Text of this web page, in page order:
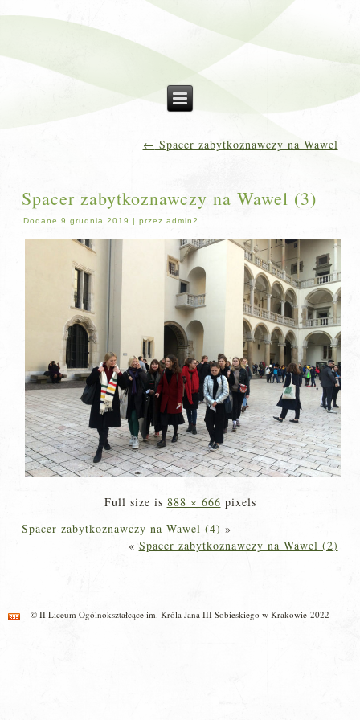
← Spacer zabytkoznawczy na Wawel
Spacer zabytkoznawczy na Wawel (3)
Dodane 9 grudnia 2019 |przez admin2
Full size is 888 × 666 pixels
Spacer zabytkoznawczy na Wawel (4) »
« Spacer zabytkoznawczy na Wawel (2)
© II Liceum Ogólnokształcące im. Króla Jana III Sobieskiego w Krakowie 2022